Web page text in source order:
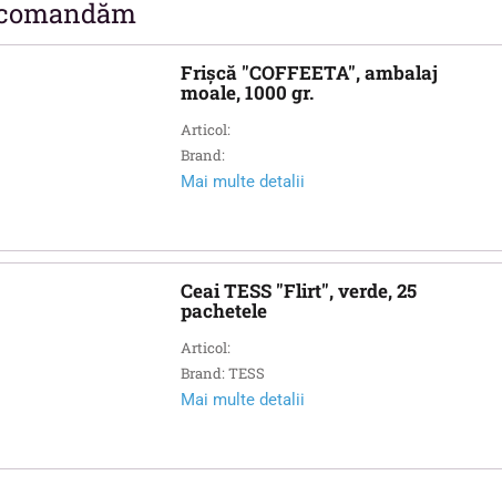
Frișcă "COFFEETA", ambalaj
moale, 1000 gr.
Articol:
Brand:
Mai multe detalii
Ceai TESS "Flirt", verde, 25
pachetele
Articol:
Brand: TESS
Mai multe detalii